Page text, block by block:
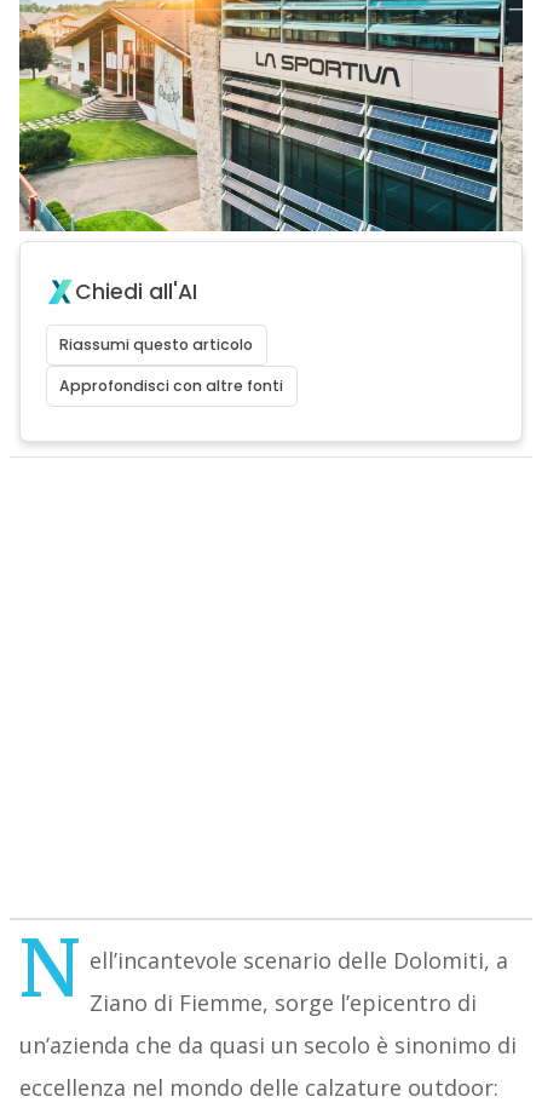
Chiedi all'AI
Riassumi questo articolo
Approfondisci con altre fonti
N ell’incantevole scenario delle Dolomiti, a
Ziano di Fiemme, sorge l’epicentro di
un’azienda che da quasi un secolo è sinonimo di
eccellenza nel mondo delle calzature outdoor: